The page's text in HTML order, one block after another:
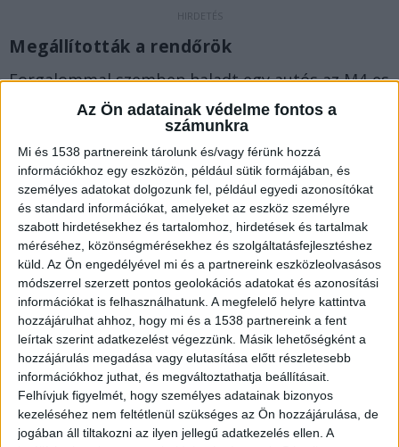
Az Ön adatainak védelme fontos a
számunkra
Mi és 1538 partnereink tárolunk és/vagy férünk hozzá
információkhoz egy eszközön, például sütik formájában, és
személyes adatokat dolgozunk fel, például egyedi azonosítókat
és standard információkat, amelyeket az eszköz személyre
szabott hirdetésekhez és tartalomhoz, hirdetések és tartalmak
méréséhez, közönségmérésekhez és szolgáltatásfejlesztéshez
küld. Az Ön engedélyével mi és a partnereink eszközleolvasásos
módszerrel szerzett pontos geolokációs adatokat és azonosítási
információkat is felhasználhatunk. A megfelelő helyre kattintva
hozzájárulhat ahhoz, hogy mi és a 1538 partnereink a fent
leírtak szerint adatkezelést végezzünk. Másik lehetőségként a
hozzájárulás megadása vagy elutasítása előtt részletesebb
információkhoz juthat, és megváltoztathatja beállításait.
Felhívjuk figyelmét, hogy személyes adatainak bizonyos
kezeléséhez nem feltétlenül szükséges az Ön hozzájárulása, de
jogában áll tiltakozni az ilyen jellegű adatkezelés ellen. A
Megállították a rendőrök
Forgalommal szemben haladt egy autós az M4-es
autóút Tiszapüspöki elkerülő szakaszán. A Jász-
Nagykun-Szolnok Megyei Rendőr-főkapitányság
forgalomellenőrző járőrei azonnal a helyszínre
indultak, és egy biztonságos pillanatban
megállították és visszafordították a Budapest
felé tartó sávban, Debrecen felé haladó autóst. A
rendőrök felvilágosítást adtak az idős férfinak
arról, hol van és ezen az úton miként kell
közlekedni. Végül 30 ezres közigazgatási
bírságot, továbbá négy büntetőpontot is kapott
az öregúr.A BudaPestkörnyeke.hu legfrissebb
híreit ide kattintva éred el.